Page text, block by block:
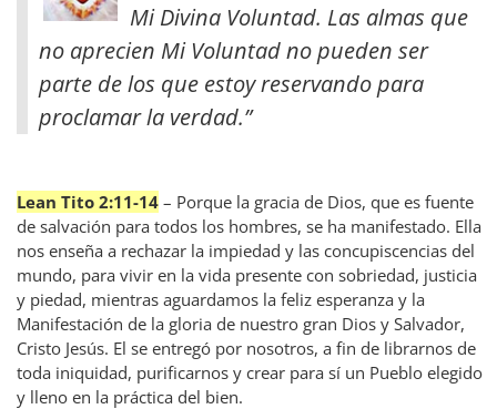
Mi Divina Voluntad. Las almas que
no aprecien Mi Voluntad no pueden ser
parte de los que estoy reservando para
proclamar la verdad.”
Lean Tito 2:11-14 – Porque la gracia de Dios, que es fuente
de salvación para todos los hombres, se ha manifestado. Ella
nos enseña a rechazar la impiedad y las concupiscencias del
mundo, para vivir en la vida presente con sobriedad, justicia
y piedad, mientras aguardamos la feliz esperanza y la
Manifestación de la gloria de nuestro gran Dios y Salvador,
Cristo Jesús. El se entregó por nosotros, a fin de librarnos de
toda iniquidad, purificarnos y crear para sí un Pueblo elegido
y lleno en la práctica del bien.